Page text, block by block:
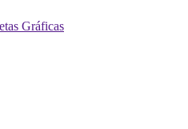
Gráficas